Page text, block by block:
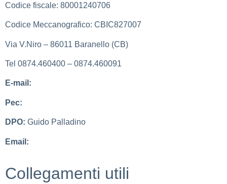
Codice fiscale: 80001240706
Codice Meccanografico: CBIC827007
Via V.Niro – 86011 Baranello (CB)
Tel 0874.460400 – 0874.460091
E-mail:
Pec:
DPO: Guido Palladino
Email:
Collegamenti utili